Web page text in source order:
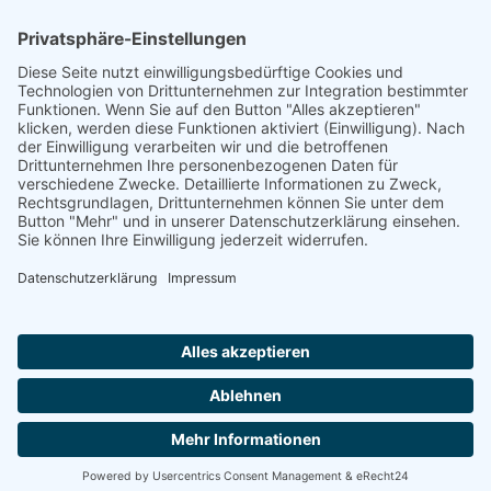
Footer
Cookie-Einstellungen Datenschutz
Impressum
intern
by